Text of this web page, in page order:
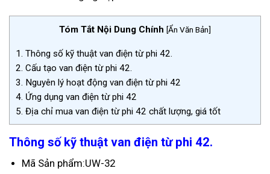
Tóm Tắt Nội Dung Chính [Ẩn Văn Bản]
1. Thông số kỹ thuật van điện từ phi 42.
2. Cấu tạo van điện từ phi 42.
3. Nguyên lý hoạt động van điện từ phi 42
4. Ứng dụng van điện từ phi 42
5. Địa chỉ mua van điện từ phi 42 chất lượng, giá tốt
Thông số kỹ thuật van điện từ phi 42.
Mã Sản phẩm:UW-32